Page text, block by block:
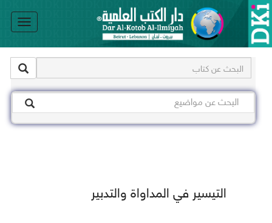
التيسير في المداواة والتدبير